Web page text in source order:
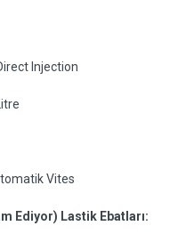
Injection
Vites
Ediyor) Lastik Ebatları: